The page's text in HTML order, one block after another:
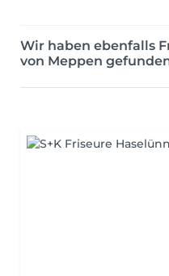
Wir haben ebenfalls
von Meppen